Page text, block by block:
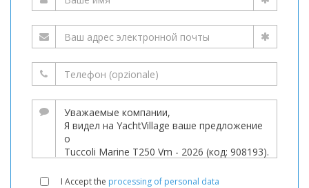
I Accept the processing of personal data